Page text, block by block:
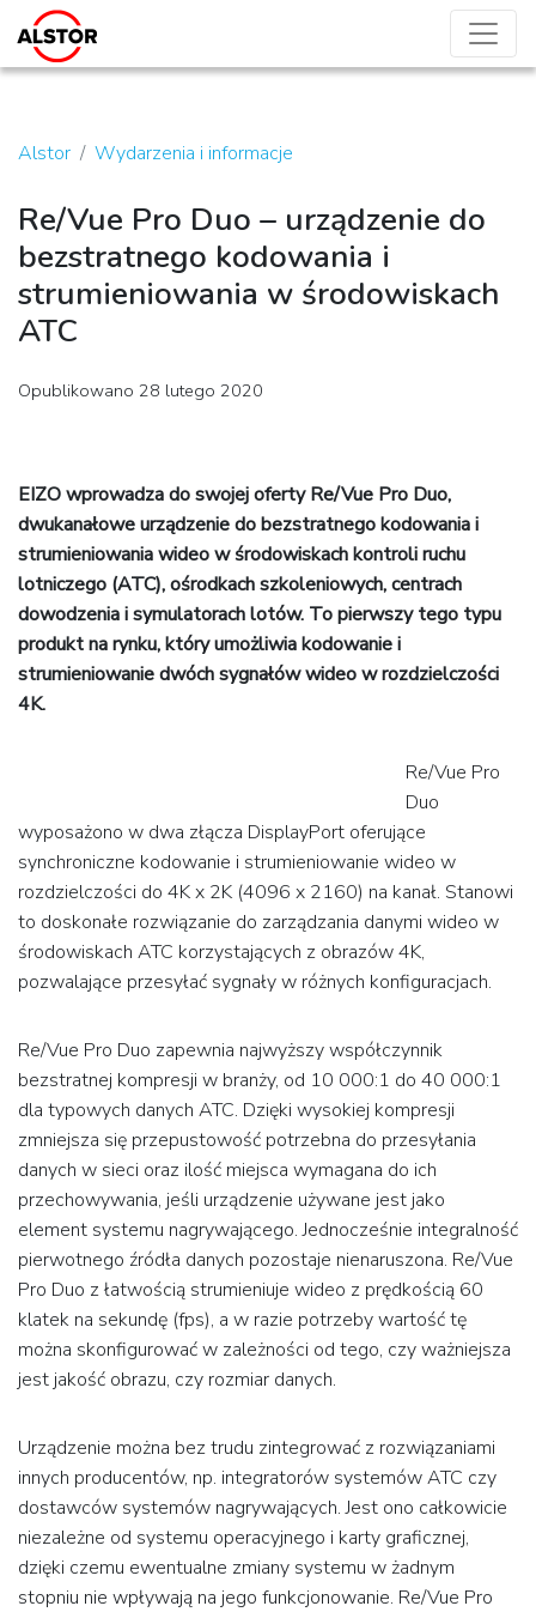
Alstor Wydarzenia i informacje
Re/Vue Pro Duo – urządzenie do
bezstratnego kodowania i
strumieniowania w środowiskach
ATC
Opublikowano 28 lutego 2020
EIZO wprowadza do swojej oferty Re/Vue Pro Duo,
dwukanałowe urządzenie do bezstratnego kodowania i
strumieniowania wideo w środowiskach kontroli ruchu
lotniczego (ATC), ośrodkach szkoleniowych, centrach
dowodzenia i symulatorach lotów. To pierwszy tego typu
produkt na rynku, który umożliwia kodowanie i
strumieniowanie dwóch sygnałów wideo w rozdzielczości
4K.
Re/Vue Pro
Duo
wyposażono w dwa złącza DisplayPort oferujące
synchroniczne kodowanie i strumieniowanie wideo w
rozdzielczości do 4K x 2K (4096 x 2160) na kanał. Stanowi
to doskonałe rozwiązanie do zarządzania danymi wideo w
środowiskach ATC korzystających z obrazów 4K,
pozwalające przesyłać sygnały w różnych konfiguracjach.
Re/Vue Pro Duo zapewnia najwyższy współczynnik
bezstratnej kompresji w branży, od 10 000:1 do 40 000:1
dla typowych danych ATC. Dzięki wysokiej kompresji
zmniejsza się przepustowość potrzebna do przesyłania
danych w sieci oraz ilość miejsca wymagana do ich
przechowywania, jeśli urządzenie używane jest jako
element systemu nagrywającego. Jednocześnie integralność
pierwotnego źródła danych pozostaje nienaruszona. Re/Vue
Pro Duo z łatwością strumieniuje wideo z prędkością 60
klatek na sekundę (fps), a w razie potrzeby wartość tę
można skonfigurować w zależności od tego, czy ważniejsza
jest jakość obrazu, czy rozmiar danych.
Urządzenie można bez trudu zintegrować z rozwiązaniami
innych producentów, np. integratorów systemów ATC czy
dostawców systemów nagrywających. Jest ono całkowicie
niezależne od systemu operacyjnego i karty graficznej,
dzięki czemu ewentualne zmiany systemu w żadnym
stopniu nie wpływają na jego funkcjonowanie. Re/Vue Pro